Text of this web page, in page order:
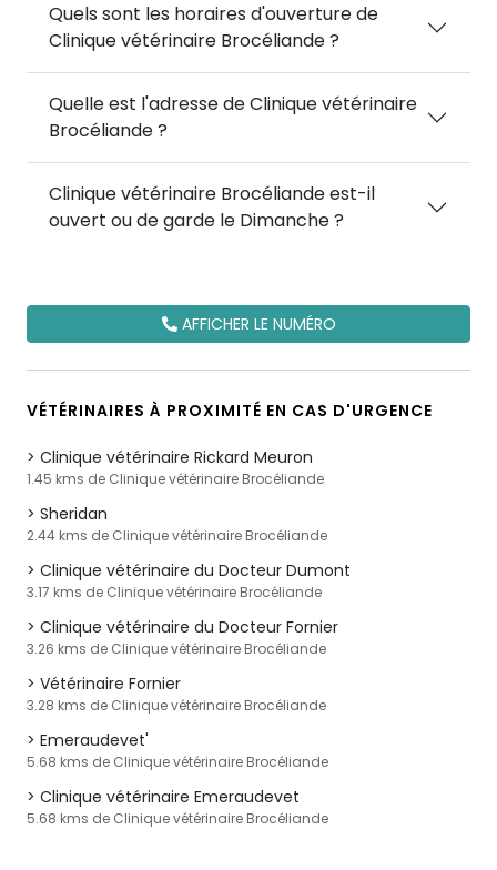
Quels sont les horaires d'ouverture de
Clinique vétérinaire Brocéliande ?
Quelle est l'adresse de Clinique vétérinaire
Brocéliande ?
Clinique vétérinaire Brocéliande est-il
ouvert ou de garde le Dimanche ?
AFFICHER LE NUMÉRO
VÉTÉRINAIRES À PROXIMITÉ EN CAS D'URGENCE
Clinique vétérinaire Rickard Meuron
1.45 kms de Clinique vétérinaire Brocéliande
Sheridan
2.44 kms de Clinique vétérinaire Brocéliande
Clinique vétérinaire du Docteur Dumont
3.17 kms de Clinique vétérinaire Brocéliande
Clinique vétérinaire du Docteur Fornier
3.26 kms de Clinique vétérinaire Brocéliande
Vétérinaire Fornier
3.28 kms de Clinique vétérinaire Brocéliande
Emeraudevet'
5.68 kms de Clinique vétérinaire Brocéliande
Clinique vétérinaire Emeraudevet
5.68 kms de Clinique vétérinaire Brocéliande